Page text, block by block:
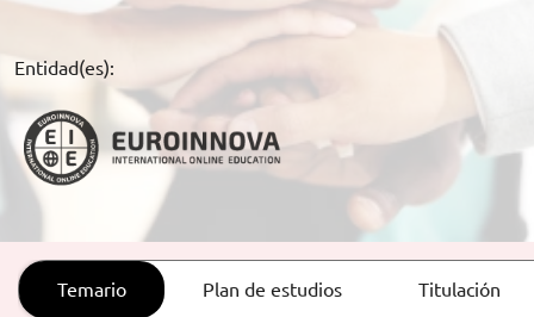
RECURSOS EDUCATIVOS
ARTÍCULOS
TRABAJA CON NOSOTROS
Entidad(es):
Temario Plan de estudios Titulación